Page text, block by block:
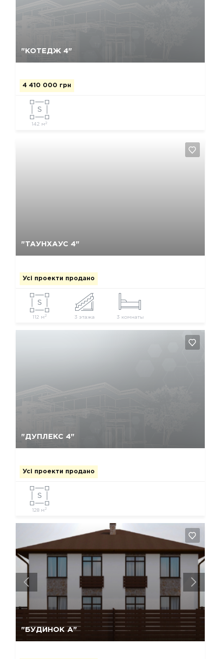
"КОТЕДЖ 4"
4 410 000 грн
142 м 2
"ТАУНХАУС 4"
Усі проекти продано
112 м2 3 этажа 3 комнаты
"ДУПЛЕКС 4"
Усі проекти продано
128 м2
"БУДИНОК А"